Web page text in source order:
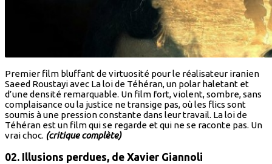
Premier film bluffant de virtuosité pour le réalisateur iranien
Saeed Roustayi avec La loi de Téhéran, un polar haletant et
d’une densité remarquable. Un film fort, violent, sombre, sans
complaisance ou la justice ne transige pas, où les flics sont
soumis à une pression constante dans leur travail. La loi de
Téhéran est un film qui se regarde et qui ne se raconte pas. Un
vrai choc. (critique complète)
02. Illusions perdues, de Xavier Giannoli